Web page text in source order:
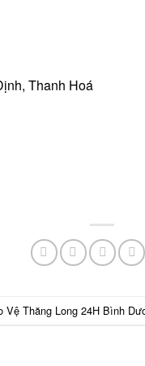
Thanh Hoá
Vệ Thăng Long 24H Bình